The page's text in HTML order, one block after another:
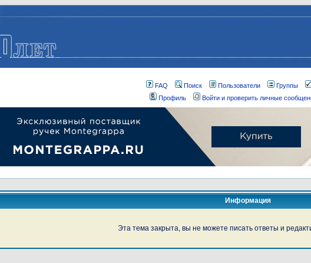
FAQ Поиск Пользователи Группы
Профиль
Войти и проверить личные
Информация
Эта тема закрыта, вы не можете писать ответы и